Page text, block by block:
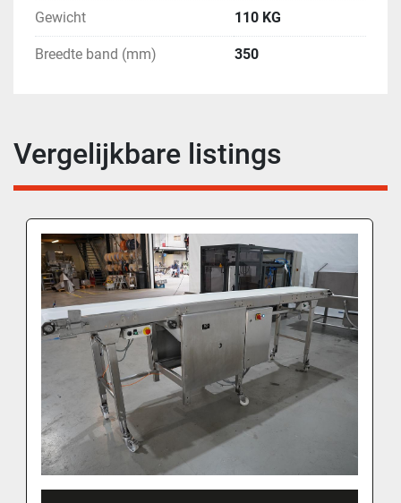
Gewicht 110 KG
Breedte band (mm) 350
Vergelijkbare listings